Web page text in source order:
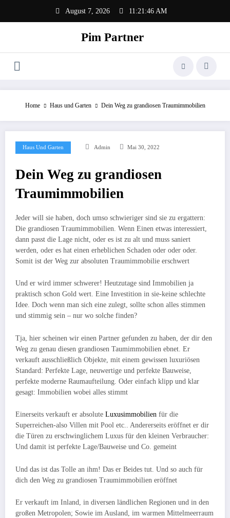
springen
August 7, 2026 11:21:46 AM
Pim Partner
Home Haus und Garten Dein Weg zu grandiosen Traumimmobilien
Haus Und Garten Admin Mai 30, 2022
Dein Weg zu grandiosen
Traumimmobilien
Jeder will sie haben, doch umso schwieriger sind sie zu ergattern:
Die grandiosen Traumimmobilien. Wenn Einen etwas interessiert,
dann passt die Lage nicht, oder es ist zu alt und muss saniert
werden, oder es hat einen erheblichen Schaden oder oder oder.
Somit ist der Weg zur absoluten Traumimmobilie erschwert
Und er wird immer schwerer! Heutzutage sind Immobilien ja
praktisch schon Gold wert. Eine Investition in sie-keine schlechte
Idee. Doch wenn man sich eine zulegt, sollte schon alles stimmen
und stimmig sein – nur wo solche finden?
Tja, hier scheinen wir einen Partner gefunden zu haben, der dir den
Weg zu genau diesen grandiosen Taumimmobilien ebnet. Er
verkauft ausschließlich Objekte, mit einem gewissen luxuriösen
Standard: Perfekte Lage, neuwertige und perfekte Bauweise,
perfekte moderne Raumaufteilung. Oder einfach klipp und klar
gesagt: Immobilien wobei alles stimmt
Einerseits verkauft er absolute Luxusimmobilien für die
Superreichen-also Villen mit Pool etc.. Andererseits eröffnet er dir
die Türen zu erschwinglichem Luxus für den kleinen Verbraucher:
Und damit ist perfekte Lage/Bauweise und Co. gemeint
Und das ist das Tolle an ihm! Das er Beides tut. Und so auch für
dich den Weg zu grandiosen Traumimmobilien eröffnet
Er verkauft im Inland, in diversen ländlichen Regionen und in den
großen Metropolen; Sowie im Ausland, im warmen Mittelmeerraum